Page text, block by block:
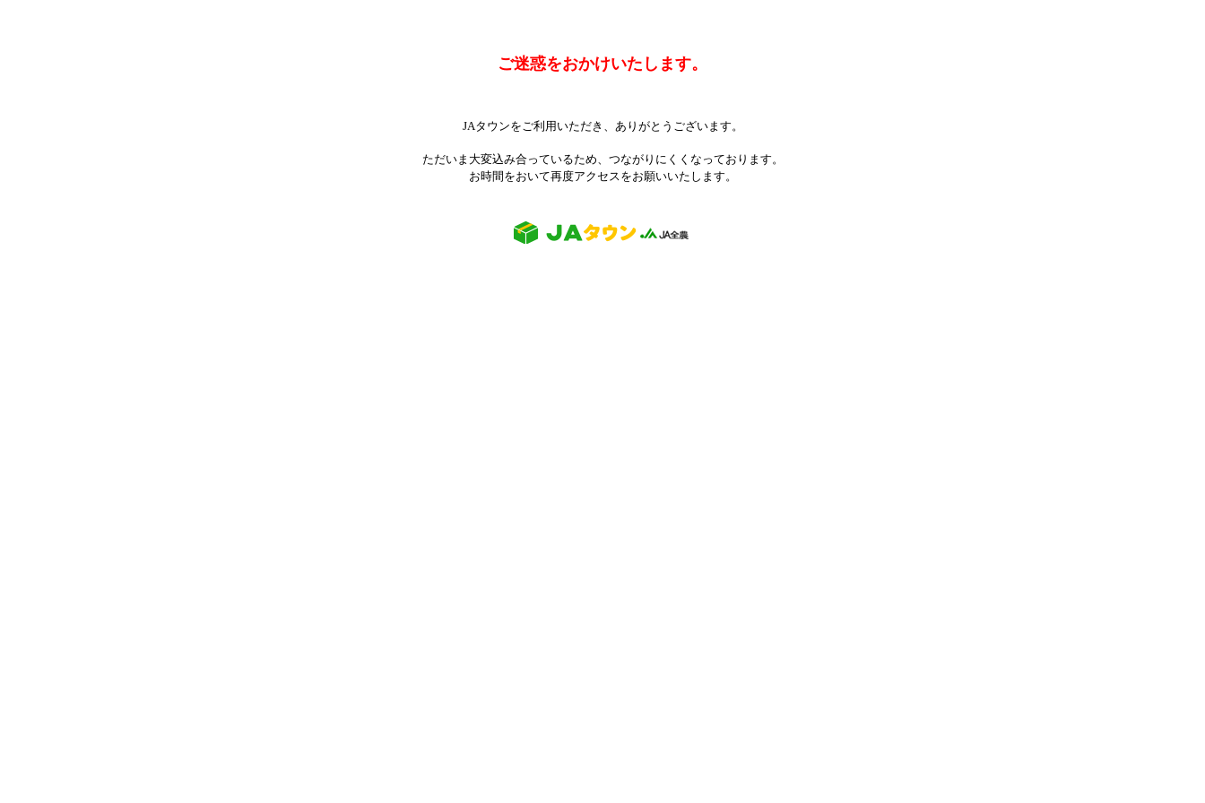
ご迷惑をおかけいたします。
JAタウンをご利用いただき、ありがとうございます。
ただいま大変込み合っているため、つながりにくくなっております。
お時間をおいて再度アクセスをお願いいたします。